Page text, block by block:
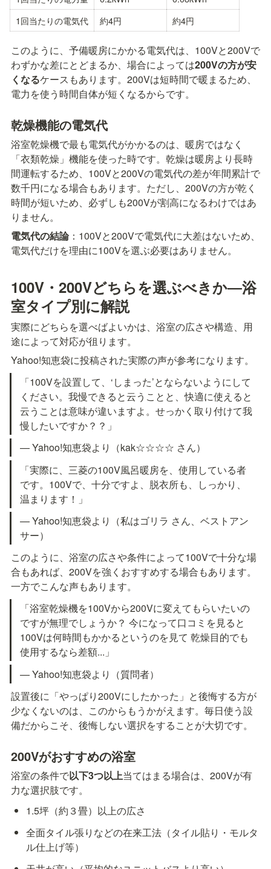
1回当たりの電気代
約4円 約4円
このように、予備暖房にかかる電気代は、100Vと200Vで
わずかな差にとどまるか、場合によっては200Vの方が安
くなるケースもあります。200Vは短時間で暖まるため、
電力を使う時間自体が短くなるからです。
乾燥機能の電気代
浴室乾燥機で最も電気代がかかるのは、暖房ではなく
「衣類乾燥」機能を使った時です。乾燥は暖房より長時
間運転するため、100Vと200Vの電気代の差が年間累計で
数千円になる場合もあります。ただし、200Vの方が乾く
時間が短いため、必ずしも200Vが割高になるわけではあ
りません。
電気代の結論：100Vと200Vで電気代に大差はないため、
電気代だけを理由に100Vを選ぶ必要はありません。
100V・200Vどちらを選ぶべきか―浴
室タイプ別に解説
実際にどちらを選べばよいかは、浴室の広さや構造、用
途によって対応が徂ります。
Yahoo!知恵袋に投稿された実際の声が参考になります。
「100Vを設置して、‘しまった’とならないようにして
ください。我慢できると云うことと、快適に使えると
云うことは意味が違いますよ。せっかく取り付けて我
慢したいですか？？」
— Yahoo!知恵袋より（kak☆☆☆☆ さん）
「実際に、三菱の100V風呂暖房を、使用している者
です。100Vで、十分ですよ、脱衣所も、しっかり、
温まります！」
— Yahoo!知恵袋より（私はゴリラ さん、ベストアン
サー）
このように、浴室の広さや条件によって100Vで十分な場
合もあれば、200Vを強くおすすめする場合もあります。
一方でこんな声もあります。
「浴室乾燥機を100Vから200Vに変えてもらいたいの
ですが無理でしょうか？ 今になって口コミを見ると
100Vは何時間もかかるというのを見て 乾燥目的でも
使用するなら差額...」
— Yahoo!知恵袋より（質問者）
設置後に「やっぱり200Vにしたかった」と後悔する方が
少なくないのは、このからもうかがえます。毎日使う設
備だからこそ、後悔しない選択をすることが大切です。
200Vがおすすめの浴室
浴室の条件で以下3つ以上当てはまる場合は、200Vが有
力な選択肢です。
1.5坪（約３畳）以上の広さ
全面タイル張りなどの在来工法（タイル貼り・モルタ
ル仕上げ等）